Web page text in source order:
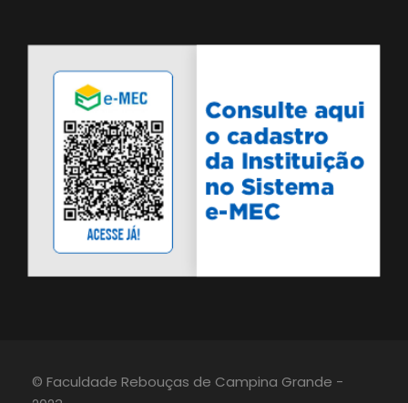
© Faculdade Rebouças de Campina Grande -